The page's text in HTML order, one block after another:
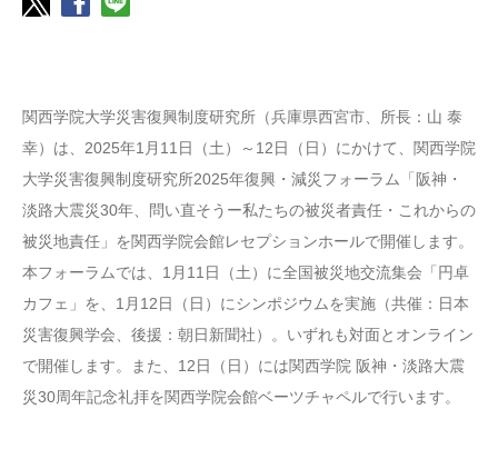
関西学院大学災害復興制度研究所（兵庫県西宮市、所長：山 泰
幸）は、2025年1月11日（土）～12日（日）にかけて、関西学院
大学災害復興制度研究所2025年復興・減災フォーラム「阪神・
淡路大震災30年、問い直そうー私たちの被災者責任・これからの
被災地責任」を関西学院会館レセプションホールで開催します。
本フォーラムでは、1月11日（土）に全国被災地交流集会「円卓
カフェ」を、1月12日（日）にシンポジウムを実施（共催：日本
災害復興学会、後援：朝日新聞社）。いずれも対面とオンライン
で開催します。また、12日（日）には関西学院 阪神・淡路大震
災30周年記念礼拝を関西学院会館ベーツチャペルで行います。